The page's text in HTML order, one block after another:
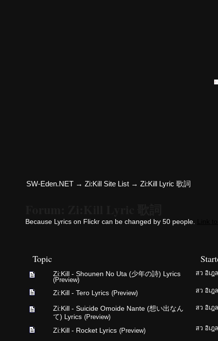
SW-Eden.NET →Zi:Kill Site List →Zi:Kill Lyric 歌詞
Because Lyrics on Flickr can be changed by 50 people.
Topic
Zi:Kill - Shounen No Uta (少年の詩) Lyrics
(Preview)
สว อิเฎล
Zi:Kill - Tero Lyrics (Preview) สว อิเฎล
Zi:Kill - Suicide Omoide Nante (想い出なん
て) Lyrics (Preview)
สว อิเฎล
Zi:Kill - Rocket Lyrics (Preview) สว อิเฎล